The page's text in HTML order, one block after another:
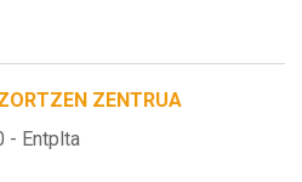
ZENTRUA
- Entplta